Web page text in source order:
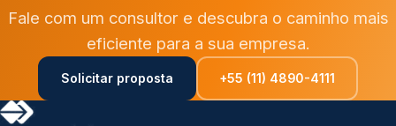
Fale com um consultor e descubra o caminho mais
eficiente para a sua empresa.
Solicitar proposta +55 (11) 4890-4111